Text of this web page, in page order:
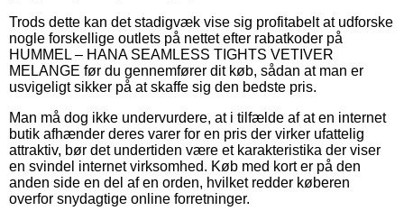
Trods dette kan det stadigvæk vise sig profitabelt at udforske
nogle forskellige outlets på nettet efter rabatkoder på
HUMMEL – HANA SEAMLESS TIGHTS VETIVER
MELANGE før du gennemfører dit køb, sådan at man er
usvigeligt sikker på at skaffe sig den bedste pris.
Man må dog ikke undervurdere, at i tilfælde af at en internet
butik afhænder deres varer for en pris der virker ufattelig
attraktiv, bør det undertiden være et karakteristika der viser
en svindel internet virksomhed. Køb med kort er på den
anden side en del af en orden, hvilket redder køberen
overfor snydagtige online forretninger.